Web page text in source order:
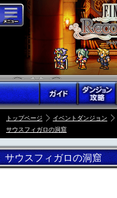
トップページ イベントダンジョン
サウスフィガロの洞窟
サウスフィガロの洞窟